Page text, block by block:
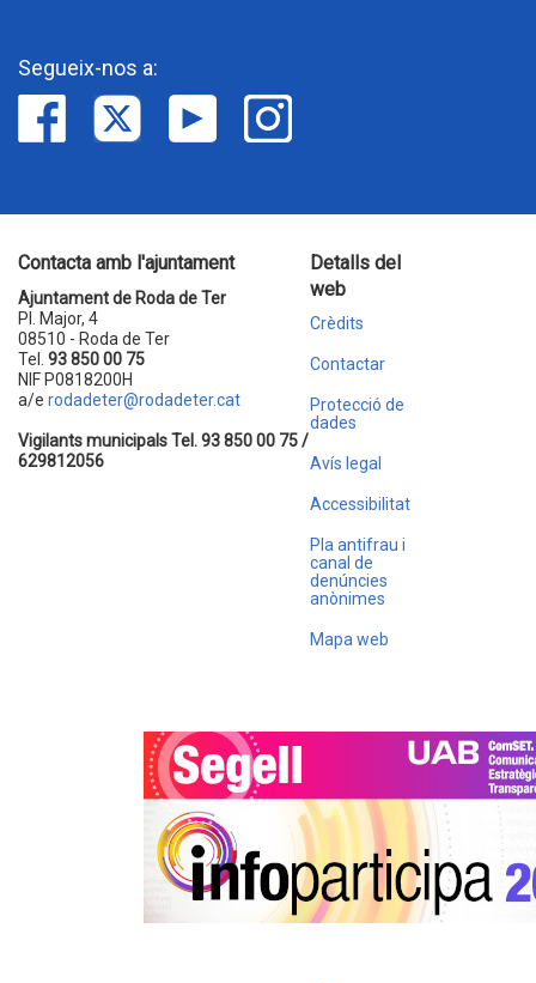
Segueix-nos a:
Contacta amb l'ajuntament
Ajuntament de Roda de Ter
Pl. Major, 4
08510 - Roda de Ter
Tel. 93 850 00 75
NIF P0818200H
a/e rodadeter@rodadeter.cat
Vigilants municipals Tel. 93 850 00 75 /
629812056
Detalls del
web
Crèdits
Contactar
Protecció de
dades
Avís legal
Accessibilitat
Pla antifrau i
canal de
denúncies
anònimes
Mapa web